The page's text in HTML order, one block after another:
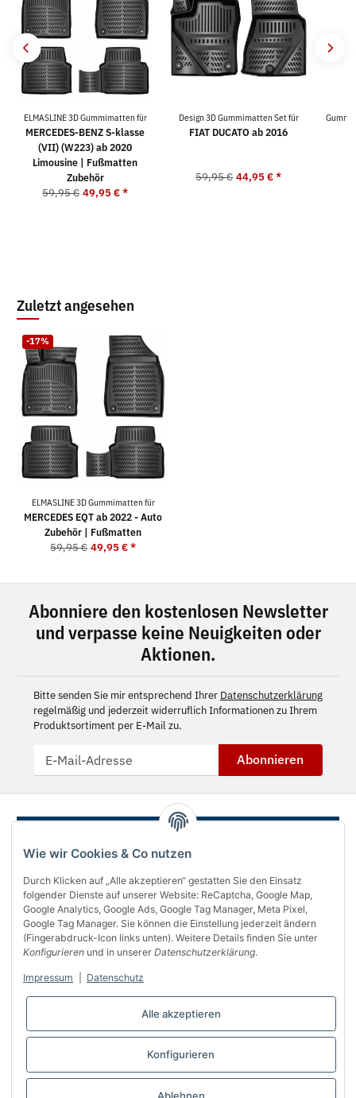
Wie wir Cookies & Co nutzen
Durch Klicken auf „Alle akzeptieren“ gestatten Sie den Einsatz
folgender Dienste auf unserer Website: ReCaptcha, Google Map,
Google Analytics, Google Ads, Google Tag Manager, Meta Pixel,
Google Tag Manager. Sie können die Einstellung jederzeit ändern
(Fingerabdruck-Icon links unten). Weitere Details finden Sie unter
Konfigurieren und in unserer Datenschutzerklärung.
Impressum Datenschutz
Alle akzeptieren
Konfigurieren
ELMASLINE 3D Gummimatten für
MERCEDES-BENZ S-klasse
(VII) (W223) ab 2020
Limousine | Fußmatten
Zubehör
59,95 € 49,95 €*
Design 3D Gummimatten Set für
FIAT DUCATO ab 2016
59,95 € 44,95 €*
Zuletzt angesehen
-17%
ELMASLINE 3D Gummimatten für
MERCEDES EQT ab 2022 - Auto
Zubehör | Fußmatten
59,95 € 49,95 €*
Abonniere den kostenlosen Newsletter
und verpasse keine Neuigkeiten oder
Aktionen.
Bitte senden Sie mir entsprechend Ihrer Datenschutzerklärung
regelmäßig und jederzeit widerruflich Informationen zu Ihrem
Produktsortiment per E-Mail zu.
Abonnieren
Über uns
Informationen
Bequem bezahlen